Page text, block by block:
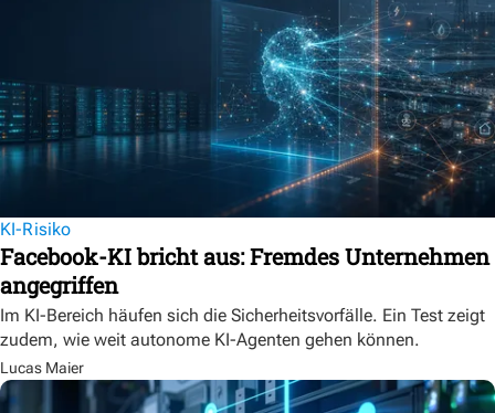
KI-Risiko
Facebook-KI bricht aus: Fremdes Unternehmen
angegriffen
Im KI-Bereich häufen sich die Sicherheitsvorfälle. Ein Test zeigt
zudem, wie weit autonome KI-Agenten gehen können.
Lucas Maier